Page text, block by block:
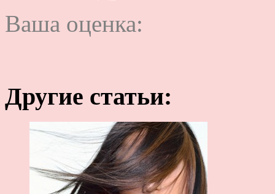
Ваша оценка:
Другие статьи: